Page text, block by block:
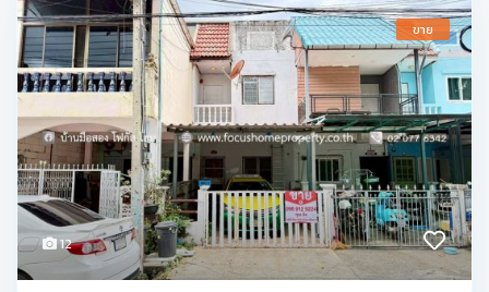
12
ขาย